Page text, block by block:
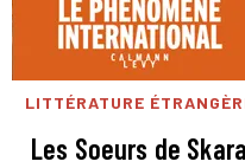
LITTÉRATURE
Les Soeurs de Skara